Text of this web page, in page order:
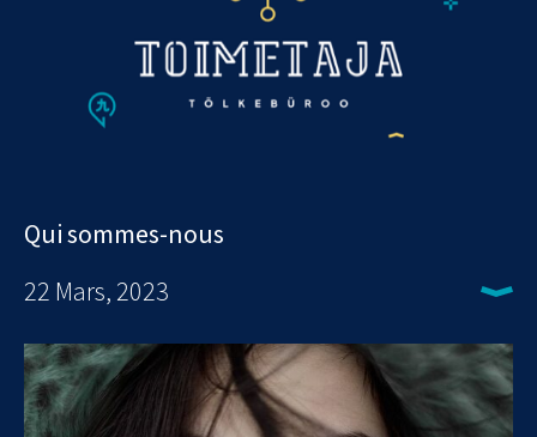
Qui sommes-nous
22 Mars, 2023